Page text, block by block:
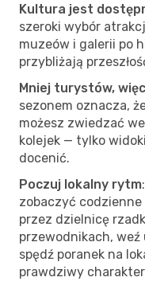
Kultura jest
szeroki wybór
muzeów i galerii po
przybliżają
Mniej turystów,
sezonem oznacza,
możesz zwiedzać
kolejek — tylko
docenić.
Poczuj lokalny rytm
zobaczyć codzienne
przez dzielnicę
przewodnikach, weź
spędź poranek na
prawdziwy